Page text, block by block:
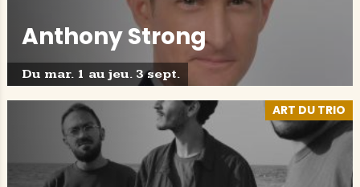
Anthony Strong
Du mar. 1 au jeu. 3 sept.
ART DU TRIO